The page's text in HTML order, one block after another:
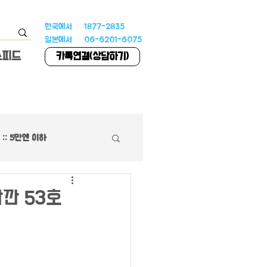
드
한국에서 1877-2835
일본에서 06-6201-6075
카톡연결(상담하기)
:: 5만엔 이하
깐 53호